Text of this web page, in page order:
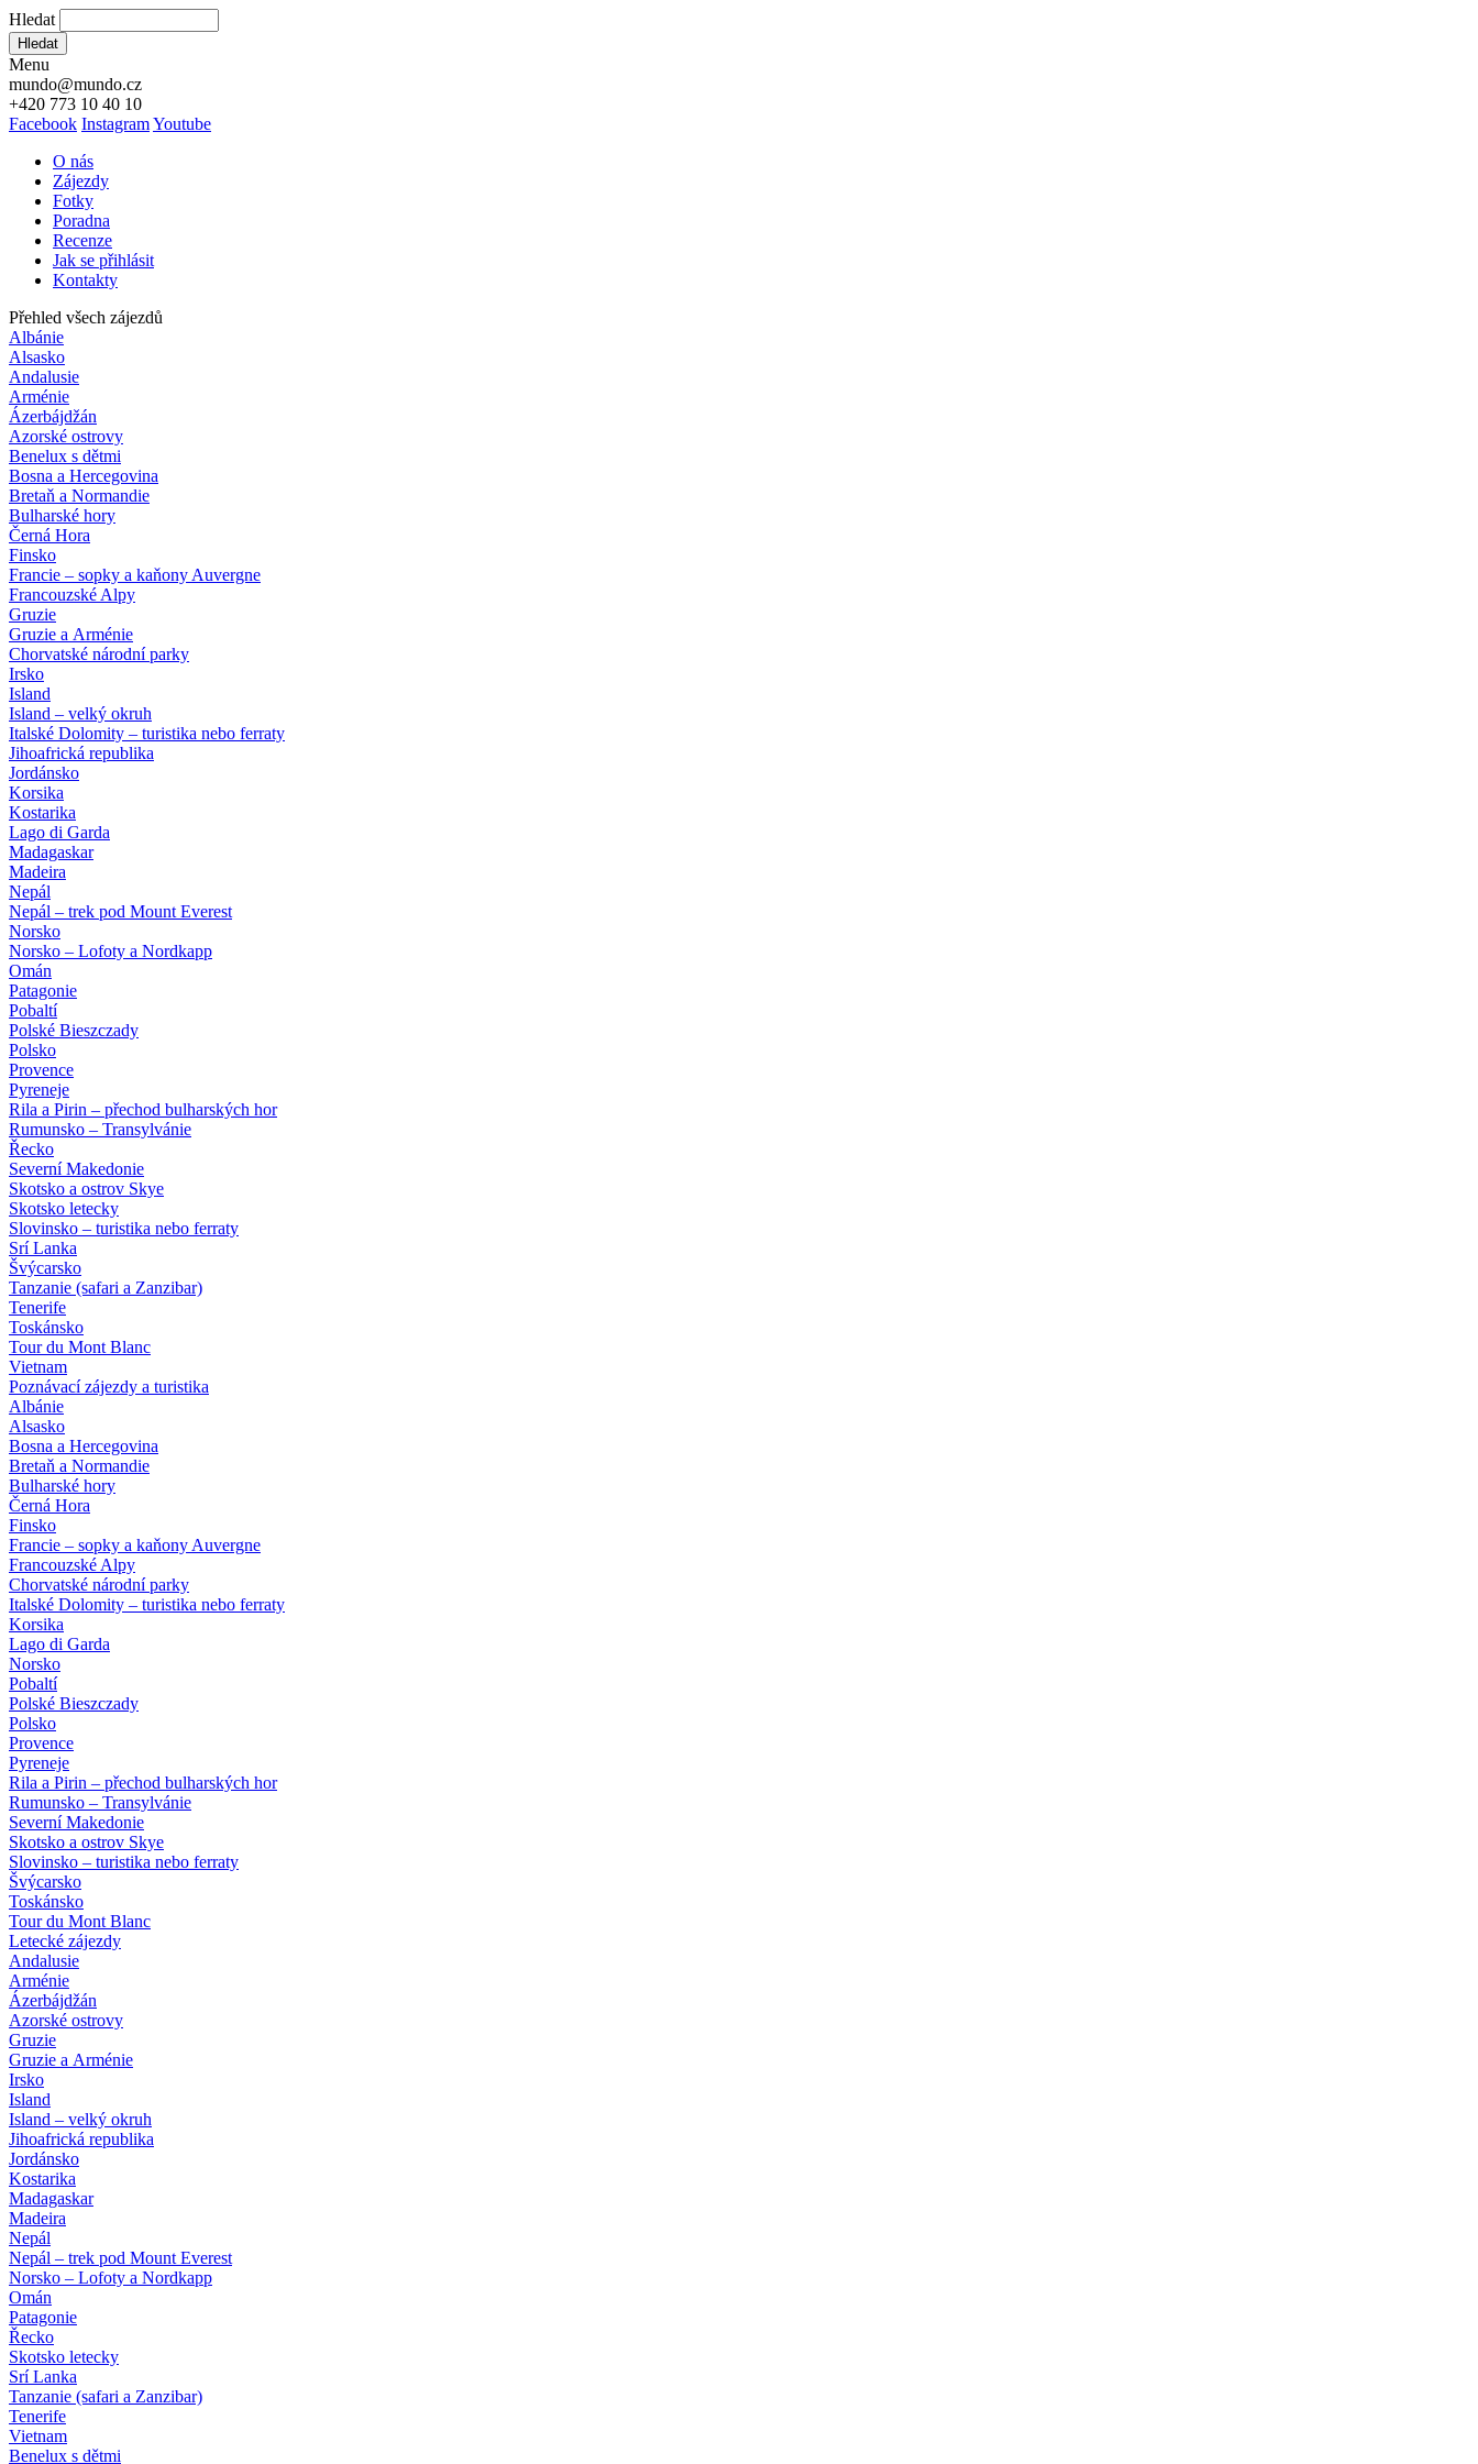
Hledat
Hledat
Menu
mundo@mundo.cz
+420 773 10 40 10
Facebook InstagramYoutube
O nás
Zájezdy
Fotky
Poradna
Recenze
Jak se přihlásit
Kontakty
Přehled všech zájezdů
Albánie
Alsasko
Andalusie
Arménie
Ázerbájdžán
Azorské ostrovy
Benelux s dětmi
Bosna a Hercegovina
Bretaň a Normandie
Bulharské hory
Černá Hora
Finsko
Francie – sopky a kaňony Auvergne
Francouzské Alpy
Gruzie
Gruzie a Arménie
Chorvatské národní parky
Irsko
Island
Island – velký okruh
Italské Dolomity – turistika nebo ferraty
Jihoafrická republika
Jordánsko
Korsika
Kostarika
Lago di Garda
Madagaskar
Madeira
Nepál
Nepál – trek pod Mount Everest
Norsko
Norsko – Lofoty a Nordkapp
Omán
Patagonie
Pobaltí
Polské Bieszczady
Polsko
Provence
Pyreneje
Rila a Pirin – přechod bulharských hor
Rumunsko – Transylvánie
Řecko
Severní Makedonie
Skotsko a ostrov Skye
Skotsko letecky
Slovinsko – turistika nebo ferraty
Srí Lanka
Švýcarsko
Tanzanie (safari a Zanzibar)
Tenerife
Toskánsko
Tour du Mont Blanc
Vietnam
Poznávací zájezdy a turistika
Albánie
Alsasko
Bosna a Hercegovina
Bretaň a Normandie
Bulharské hory
Černá Hora
Finsko
Francie – sopky a kaňony Auvergne
Francouzské Alpy
Chorvatské národní parky
Italské Dolomity – turistika nebo ferraty
Korsika
Lago di Garda
Norsko
Pobaltí
Polské Bieszczady
Polsko
Provence
Pyreneje
Rila a Pirin – přechod bulharských hor
Rumunsko – Transylvánie
Severní Makedonie
Skotsko a ostrov Skye
Slovinsko – turistika nebo ferraty
Švýcarsko
Toskánsko
Tour du Mont Blanc
Letecké zájezdy
Andalusie
Arménie
Ázerbájdžán
Azorské ostrovy
Gruzie
Gruzie a Arménie
Irsko
Island
Island – velký okruh
Jihoafrická republika
Jordánsko
Kostarika
Madagaskar
Madeira
Nepál
Nepál – trek pod Mount Everest
Norsko – Lofoty a Nordkapp
Omán
Patagonie
Řecko
Skotsko letecky
Srí Lanka
Tanzanie (safari a Zanzibar)
Tenerife
Vietnam
Benelux s dětmi